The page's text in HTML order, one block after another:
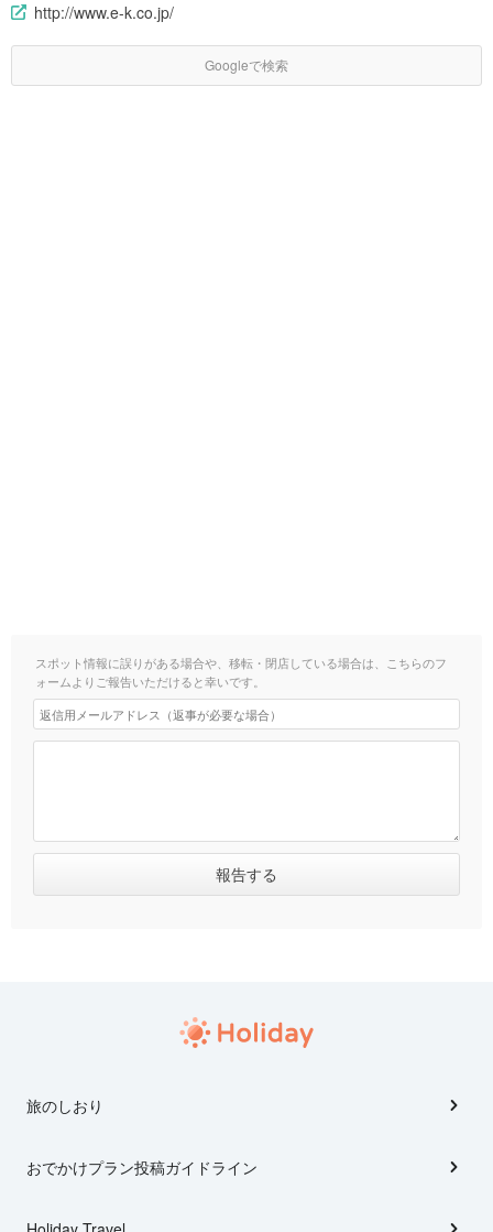
http://www.e-k.co.jp/
Googleで検索
スポット情報に誤りがある場合や、移転・閉店している場合は、こちらのフ
ォームよりご報告いただけると幸いです。
旅のしおり
おでかけプラン投稿ガイドライン